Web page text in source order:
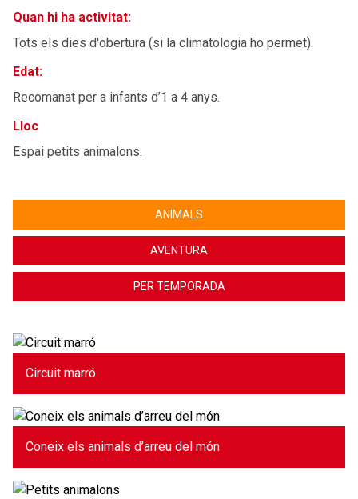
Quan hi ha activitat:
Tots els dies d'obertura (si la climatologia ho permet).
Edat:
Recomanat per a infants d’1 a 4 anys.
Lloc
Espai petits animalons.
ANIMALS
AVENTURA
PER TEMPORADA
Circuit marró
Coneix els animals d’arreu del món